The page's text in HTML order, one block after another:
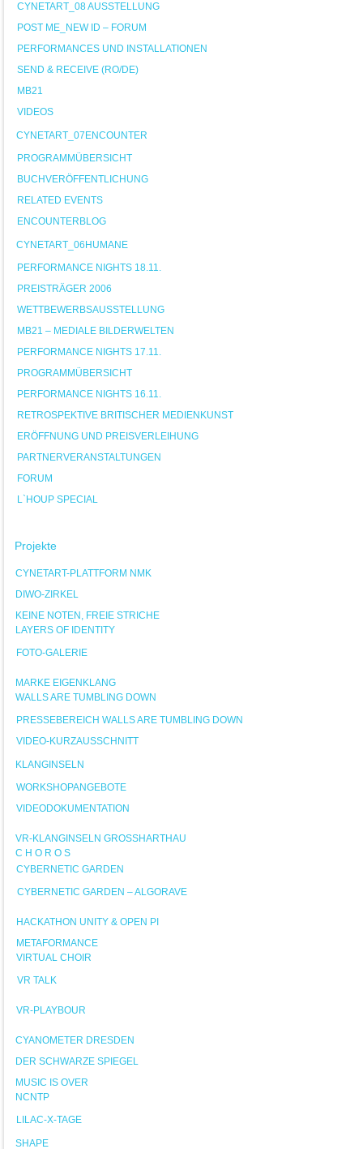
CYNETART_08 AUSSTELLUNG
POST ME_NEW ID – FORUM
PERFORMANCES UND INSTALLATIONEN
SEND & RECEIVE (RO/DE)
MB21
VIDEOS
CYNETART_07ENCOUNTER
PROGRAMMÜBERSICHT
BUCHVERÖFFENTLICHUNG
RELATED EVENTS
ENCOUNTERBLOG
CYNETART_06HUMANE
PERFORMANCE NIGHTS 18.11.
PREISTRÄGER 2006
WETTBEWERBSAUSSTELLUNG
MB21 – MEDIALE BILDERWELTEN
PERFORMANCE NIGHTS 17.11.
PROGRAMMÜBERSICHT
PERFORMANCE NIGHTS 16.11.
RETROSPEKTIVE BRITISCHER MEDIENKUNST
ERÖFFNUNG UND PREISVERLEIHUNG
PARTNERVERANSTALTUNGEN
FORUM
L`HOUP SPECIAL
Projekte
CYNETART-PLATTFORM NMK
DIWO-ZIRKEL
KEINE NOTEN, FREIE STRICHE
LAYERS OF IDENTITY
FOTO-GALERIE
MARKE EIGENKLANG
WALLS ARE TUMBLING DOWN
PRESSEBEREICH WALLS ARE TUMBLING DOWN
VIDEO-KURZAUSSCHNITT
KLANGINSELN
WORKSHOPANGEBOTE
VIDEODOKUMENTATION
VR-KLANGINSELN GROSSHARTHAU
C H O R O S
CYBERNETIC GARDEN
CYBERNETIC GARDEN – ALGORAVE
HACKATHON UNITY & OPEN PI
METAFORMANCE
VIRTUAL CHOIR
VR TALK
VR-PLAYBOUR
CYANOMETER DRESDEN
DER SCHWARZE SPIEGEL
MUSIC IS OVER
NCNTP
LILAC-X-TAGE
SHAPE